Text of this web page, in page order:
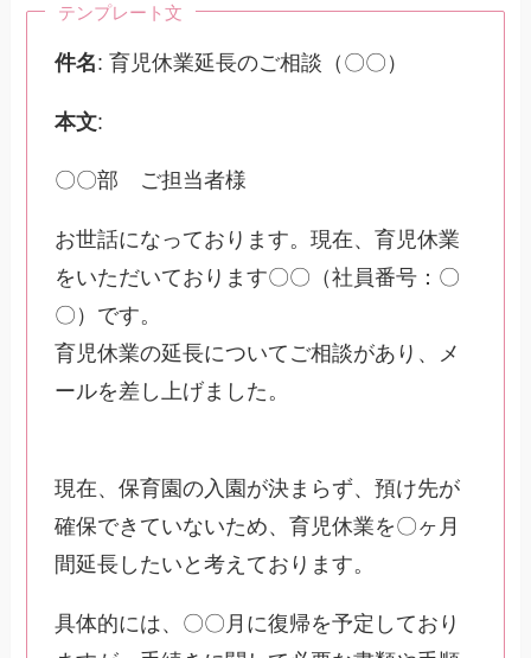
テンプレート文
件名: 育児休業延長のご相談（〇〇）
本文:
〇〇部 ご担当者様
お世話になっております。現在、育児休業
をいただいております〇〇（社員番号：〇
〇）です。
育児休業の延長についてご相談があり、メ
ールを差し上げました。
現在、保育園の入園が決まらず、預け先が
確保できていないため、育児休業を〇ヶ月
間延長したいと考えております。
具体的には、〇〇月に復帰を予定しており